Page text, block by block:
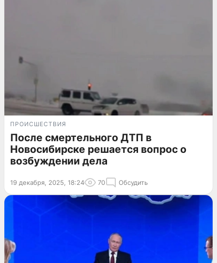
ПРОИСШЕСТВИЯ
После смертельного ДТП в
Новосибирске решается вопрос о
возбуждении дела
19 декабря, 2025, 18:24 70 Обсудить